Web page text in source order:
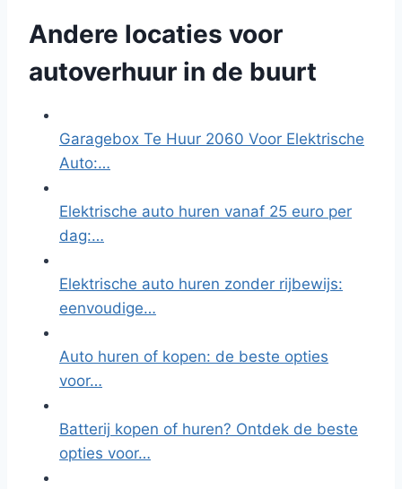
Andere locaties voor
autoverhuur in de buurt
Garagebox Te Huur 2060 Voor Elektrische
Auto:…
Elektrische auto huren vanaf 25 euro per
dag:…
Elektrische auto huren zonder rijbewijs:
eenvoudige…
Auto huren of kopen: de beste opties
voor…
Batterij kopen of huren? Ontdek de beste
opties voor…